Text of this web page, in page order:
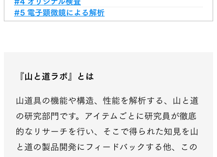
#5 電子顕微鏡による解析
『山と道ラボ』とは
山道具の機能や構造、性能を解析する、山と道
の研究部門です。アイテムごとに研究員が徹底
的なリサーチを行い、そこで得られた知見を山
と道の製品開発にフィードバックする他、この